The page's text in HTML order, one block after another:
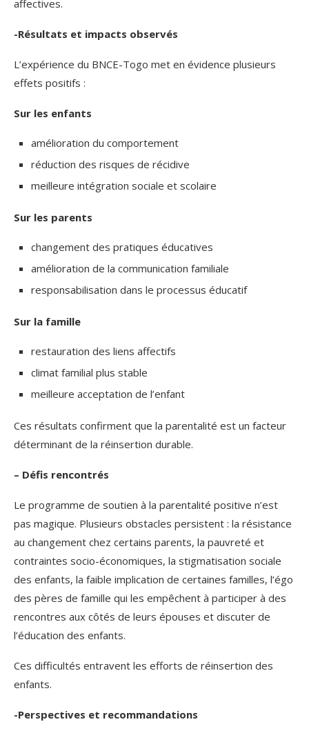
affectives.
-Résultats et impacts observés
L’expérience du BNCE-Togo met en évidence plusieurs
effets positifs :
Sur les enfants
amélioration du comportement
réduction des risques de récidive
meilleure intégration sociale et scolaire
Sur les parents
changement des pratiques éducatives
amélioration de la communication familiale
responsabilisation dans le processus éducatif
Sur la famille
restauration des liens affectifs
climat familial plus stable
meilleure acceptation de l’enfant
Ces résultats confirment que la parentalité est un facteur
déterminant de la réinsertion durable.
– Défis rencontrés
Le programme de soutien à la parentalité positive n’est
pas magique. Plusieurs obstacles persistent : la résistance
au changement chez certains parents, la pauvreté et
contraintes socio-économiques, la stigmatisation sociale
des enfants, la faible implication de certaines familles, l’égo
des pères de famille qui les empêchent à participer à des
rencontres aux côtés de leurs épouses et discuter de
l’éducation des enfants.
Ces difficultés entravent les efforts de réinsertion des
enfants.
-Perspectives et recommandations